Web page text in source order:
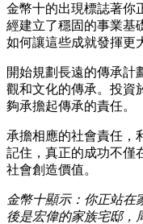
金幣十的出現標誌著你
經建立了穩固的事業基
如何讓這些成就發揮更
開始規劃長遠的傳承計
觀和文化的傳承。投資
夠承擔起傳承的責任。
承擔相應的社會責任，
記住，真正的成功不僅
社會創造價值。
金幣十顯示：你正站在
後是宏偉的家族宅邸，